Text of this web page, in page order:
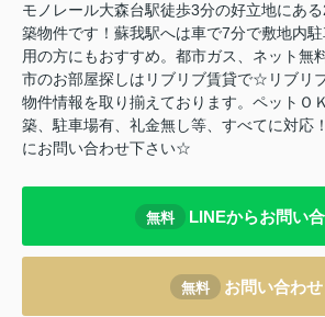
モノレール大森台駅徒歩3分の好立地にあ
築物件です！蘇我駅へは車で7分で敷地内
用の方にもおすすめ。都市ガス、ネット
市のお部屋探しはリブリブ賃貸で☆リブリ
物件情報を取り揃えております。ペットＯ
築、駐車場有、礼金無し等、すべてに対応
にお問い合わせ下さい☆
無料 LINEからお問い
無料 お問い合わせ